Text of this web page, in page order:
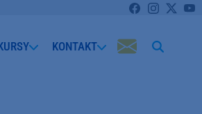
KONTAKT